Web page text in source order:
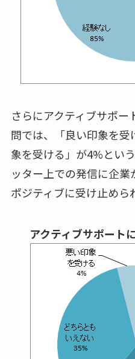
さらにアクティブサポ
問では、「良い印象を
象を受ける」が4%とい
ッター上での発信に企業
ポジティブに受け止めら
アクティブサポート